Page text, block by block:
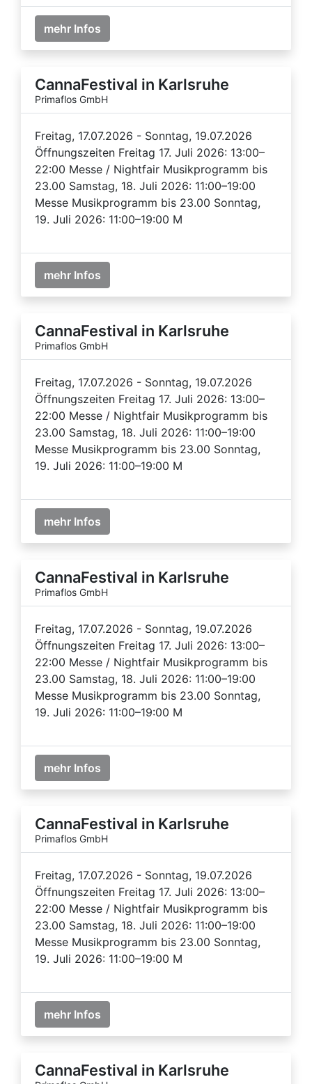
mehr Infos
CannaFestival in Karlsruhe
Primaflos GmbH
Freitag, 17.07.2026 - Sonntag, 19.07.2026
Öffnungszeiten Freitag 17. Juli 2026: 13:00–
22:00 Messe / Nightfair Musikprogramm bis
23.00 Samstag, 18. Juli 2026: 11:00–19:00
Messe Musikprogramm bis 23.00 Sonntag,
19. Juli 2026: 11:00–19:00 M
mehr Infos
CannaFestival in Karlsruhe
Primaflos GmbH
Freitag, 17.07.2026 - Sonntag, 19.07.2026
Öffnungszeiten Freitag 17. Juli 2026: 13:00–
22:00 Messe / Nightfair Musikprogramm bis
23.00 Samstag, 18. Juli 2026: 11:00–19:00
Messe Musikprogramm bis 23.00 Sonntag,
19. Juli 2026: 11:00–19:00 M
mehr Infos
CannaFestival in Karlsruhe
Primaflos GmbH
Freitag, 17.07.2026 - Sonntag, 19.07.2026
Öffnungszeiten Freitag 17. Juli 2026: 13:00–
22:00 Messe / Nightfair Musikprogramm bis
23.00 Samstag, 18. Juli 2026: 11:00–19:00
Messe Musikprogramm bis 23.00 Sonntag,
19. Juli 2026: 11:00–19:00 M
mehr Infos
CannaFestival in Karlsruhe
Primaflos GmbH
Freitag, 17.07.2026 - Sonntag, 19.07.2026
Öffnungszeiten Freitag 17. Juli 2026: 13:00–
22:00 Messe / Nightfair Musikprogramm bis
23.00 Samstag, 18. Juli 2026: 11:00–19:00
Messe Musikprogramm bis 23.00 Sonntag,
19. Juli 2026: 11:00–19:00 M
mehr Infos
CannaFestival in Karlsruhe